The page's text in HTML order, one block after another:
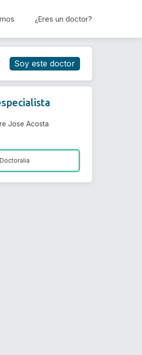
¿Eres un doctor?
Reservar cita
Soy este doctor
Jose Acosta
Doctoralia